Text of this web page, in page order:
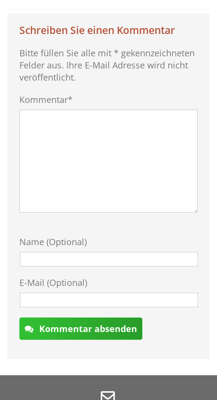
Schreiben Sie einen Kommentar
Bitte füllen Sie alle mit * gekennzeichneten
Felder aus. Ihre E-Mail Adresse wird nicht
veröffentlicht.
Kommentar*
Name (Optional)
E-Mail (Optional)
Kommentar absenden